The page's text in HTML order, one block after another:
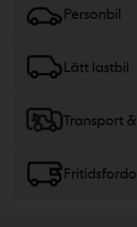
test eller
protokoll.
lätta lastbilareller
Personbil
Lätt lastbil
Transport